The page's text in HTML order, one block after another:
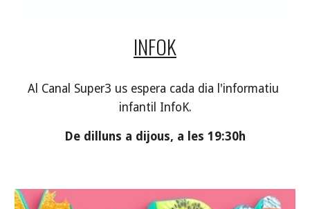
INFOK
Al Canal Super3 us espera cada dia l'informatiu
infantil InfoK.
De dilluns a dijous, a les 19:30h